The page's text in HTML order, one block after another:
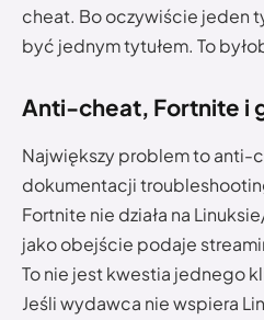
cheat. Bo oczywiście jeden
być jednym tytułem. To
Anti-cheat, Fortnite i
Największy problem to anti-
dokumentacji
Fortnite nie działa na
jako obejście podaje
To nie jest kwestia jednego
Jeśli wydawca nie wspiera